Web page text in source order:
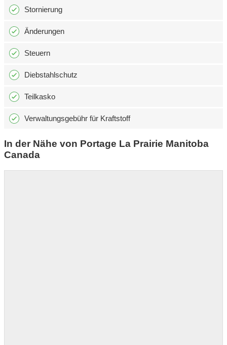
Stornierung
Änderungen
Steuern
Diebstahlschutz
Teilkasko
Verwaltungsgebühr für Kraftstoff
In der Nähe von Portage La Prairie Manitoba
Canada